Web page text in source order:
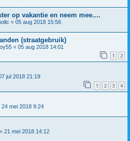
op vakantie en neem mee....
« 05 aug 2018 15:56
(straatgebruik)
« 05 aug 2018 14:01
1 2
jul 2018 21:19
1 2 3 4
24 mei 2018 9:24
« 21 mei 2018 14:12